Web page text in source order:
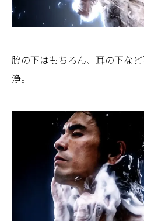
脇の下はもちろん、耳の下な
浄。